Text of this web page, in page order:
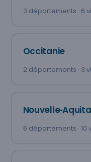
3 départements · 6
Occitanie
2 départements · 3
6 départements ·